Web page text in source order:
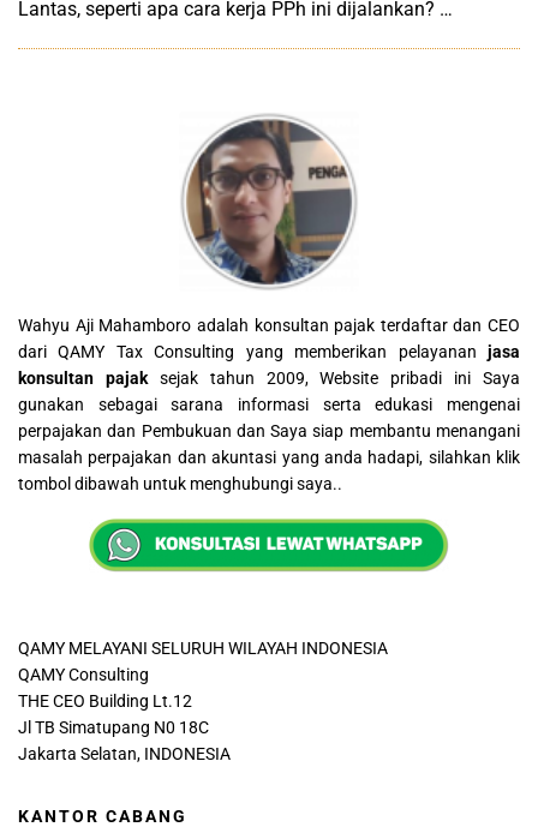
Lantas, seperti apa cara kerja PPh ini dijalankan? …
Wahyu Aji Mahamboro adalah konsultan pajak terdaftar dan CEO
dari QAMY Tax Consulting yang memberikan pelayanan jasa
konsultan pajaksejak tahun 2009, Website pribadi ini Saya
gunakan sebagai sarana informasi serta edukasi mengenai
perpajakan dan Pembukuan dan Saya siap membantu menangani
masalah perpajakan dan akuntasi yang anda hadapi, silahkan klik
tombol dibawah untuk menghubungi saya..
QAMY MELAYANI SELURUH WILAYAH INDONESIA
QAMY Consulting
THE CEO Building Lt.12
Jl TB Simatupang N0 18C
Jakarta Selatan, INDONESIA
KANTOR CABANG